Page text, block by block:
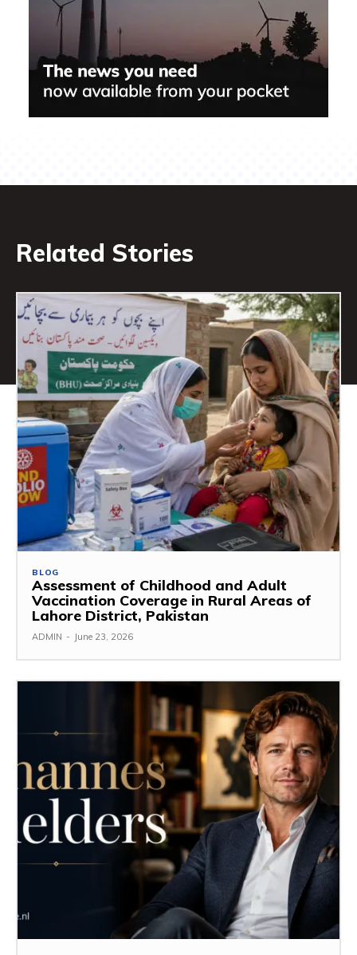
Related Stories
BLOG
Assessment of Childhood and Adult
Vaccination Coverage in Rural Areas of
Lahore District, Pakistan
ADMIN - June 23, 2026